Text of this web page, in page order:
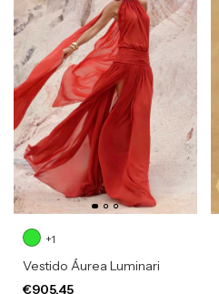
+1
Vestido Áurea Luminari
€905,45